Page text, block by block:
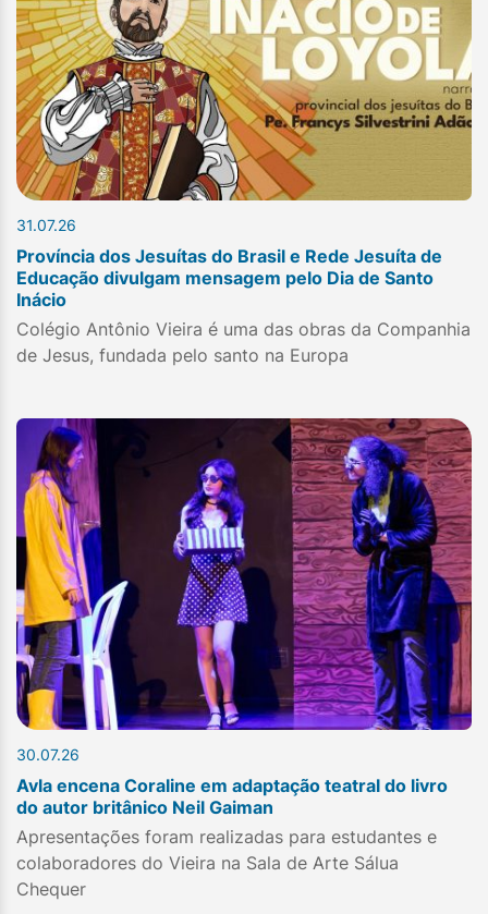
31.07.26
Província dos Jesuítas do Brasil e Rede Jesuíta de
Educação divulgam mensagem pelo Dia de Santo
Inácio
Colégio Antônio Vieira é uma das obras da Companhia
de Jesus, fundada pelo santo na Europa
30.07.26
Avla encena Coraline em adaptação teatral do livro
do autor britânico Neil Gaiman
Apresentações foram realizadas para estudantes e
colaboradores do Vieira na Sala de Arte Sálua
Chequer